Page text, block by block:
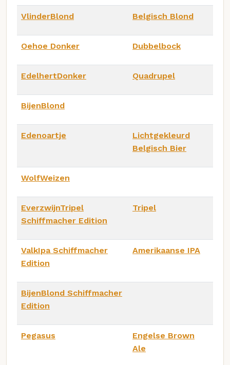
VlinderBlond Belgisch Blond
Oehoe Donker Dubbelbock
EdelhertDonker Quadrupel
BijenBlond
Edenoartje
Lichtgekleurd
Belgisch Bier
WolfWeizen
EverzwijnTripel
Schiffmacher Edition
Tripel
ValkIpa Schiffmacher
Edition
Amerikaanse IPA
BijenBlond Schiffmacher
Edition
Pegasus
Engelse Brown
Ale